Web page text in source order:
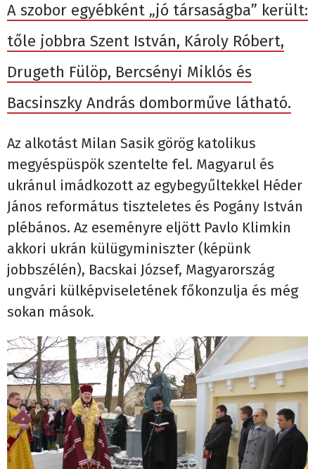
A szobor egyébként „jó társaságba” került:
tőle jobbra Szent István, Károly Róbert,
Drugeth Fülöp, Bercsényi Miklós és
Bacsinszky András domborműve látható.
Az alkotást Milan Sasik görög katolikus
megyéspüspök szentelte fel. Magyarul és
ukránul imádkozott az egybegyűltekkel Héder
János református tiszteletes és Pogány István
plébános. Az eseményre eljött Pavlo Klimkin
akkori ukrán külügyminiszter (képünk
jobbszélén), Bacskai József, Magyarország
ungvári külképviseletének főkonzulja és még
sokan mások.